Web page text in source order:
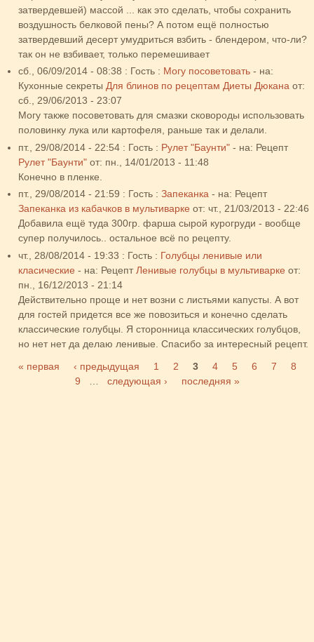
затвердевшей) массой ... как это сделать, чтобы сохранить
воздушность белковой пены? А потом ещё полностью
затвердевший десерт умудриться взбить - блендером, что-ли?
так он не взбивает, только перемешивает
сб., 06/09/2014 - 08:38 : Гость : Могу посоветовать - на:
Кухонные секреты Для блинов по рецептам Диеты Дюкана от:
сб., 29/06/2013 - 23:07
Могу также посоветовать для смазки сковороды использовать
половинку лука или картофеля, раньше так и делали.
пт., 29/08/2014 - 22:54 : Гость : Рулет "Баунти" - на: Рецепт
Рулет "Баунти" от: пн., 14/01/2013 - 11:48
Конечно в пленке.
пт., 29/08/2014 - 21:59 : Гость : Запеканка - на: Рецепт
Запеканка из кабачков в мультиварке от: чт., 21/03/2013 - 22:46
Добавила ещё туда 300гр. фарша сырой курогруди - вообще
супер получилось.. остальное всё по рецепту.
чт., 28/08/2014 - 19:33 : Гость : Голубцы ленивые или
класические - на: Рецепт Ленивые голубцы в мультиварке от:
пн., 16/12/2013 - 21:14
Действительно проще и нет возни с листьями капусты. А вот
для гостей придется все же повозиться и конечно сделать
классические голубцы. Я сторонница классических голубцов,
но нет нет да делаю ленивые. Спасибо за интересный рецепт.
« первая ‹ предыдущая 1 2 3 4 5 6 7
8
9
следующая › последняя »